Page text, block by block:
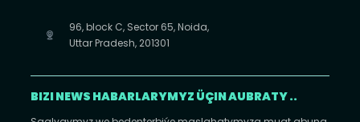
96, block C, Sector 65, Noida,
Uttar Pradesh, 201301
BIZI NEWS HABARLARYMYZ ÜÇIN AUBRATY ..